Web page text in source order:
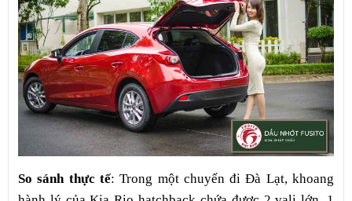
So sánh thực tế: Trong một chuyến đi Đà Lạt, khoang